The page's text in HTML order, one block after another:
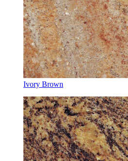
Ivory Brown